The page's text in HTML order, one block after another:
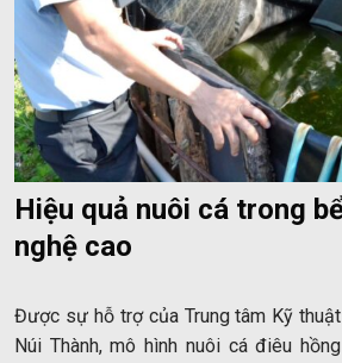
Hiệu quả nuôi cá trong
nghệ cao
Được sự hỗ trợ của Trung tâm Kỹ
Núi Thành, mô hình nuôi cá điêu